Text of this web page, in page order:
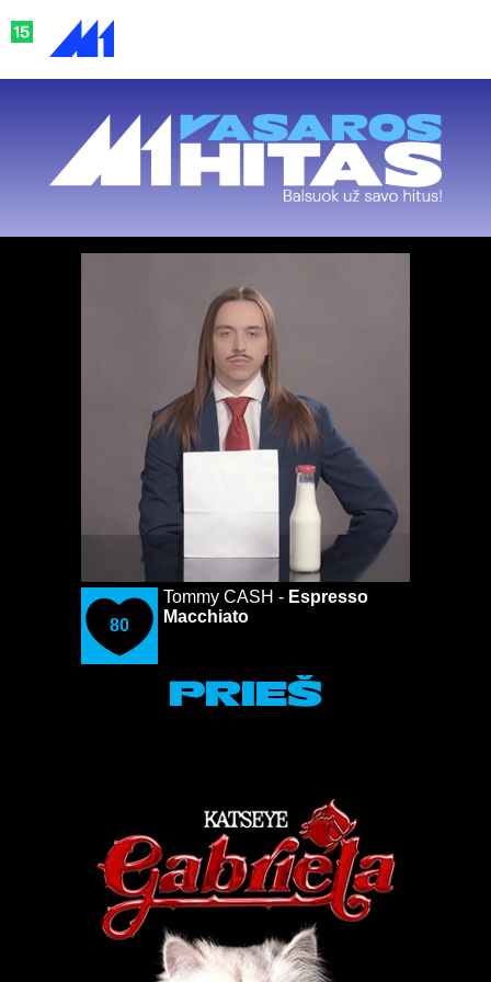
80
Tommy CASH - Espresso
Macchiato
PRIEŠ